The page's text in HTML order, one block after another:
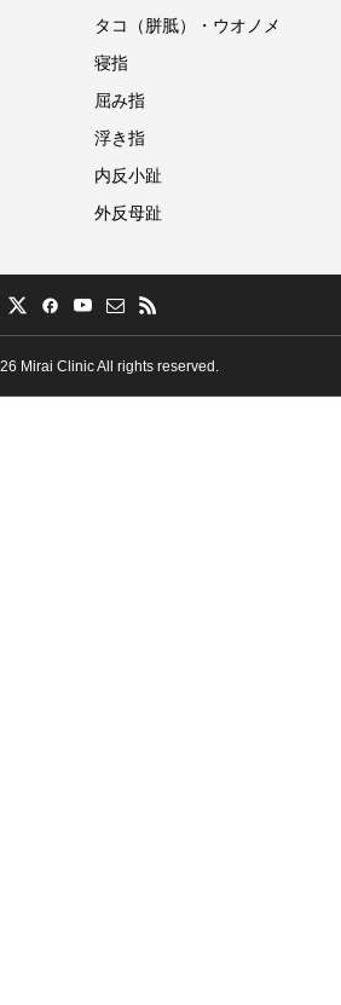
タコ（胼胝）・ウオノメ
寝指
屈み指
浮き指
内反小趾
外反母趾
Mirai Clinic All rights reserved.